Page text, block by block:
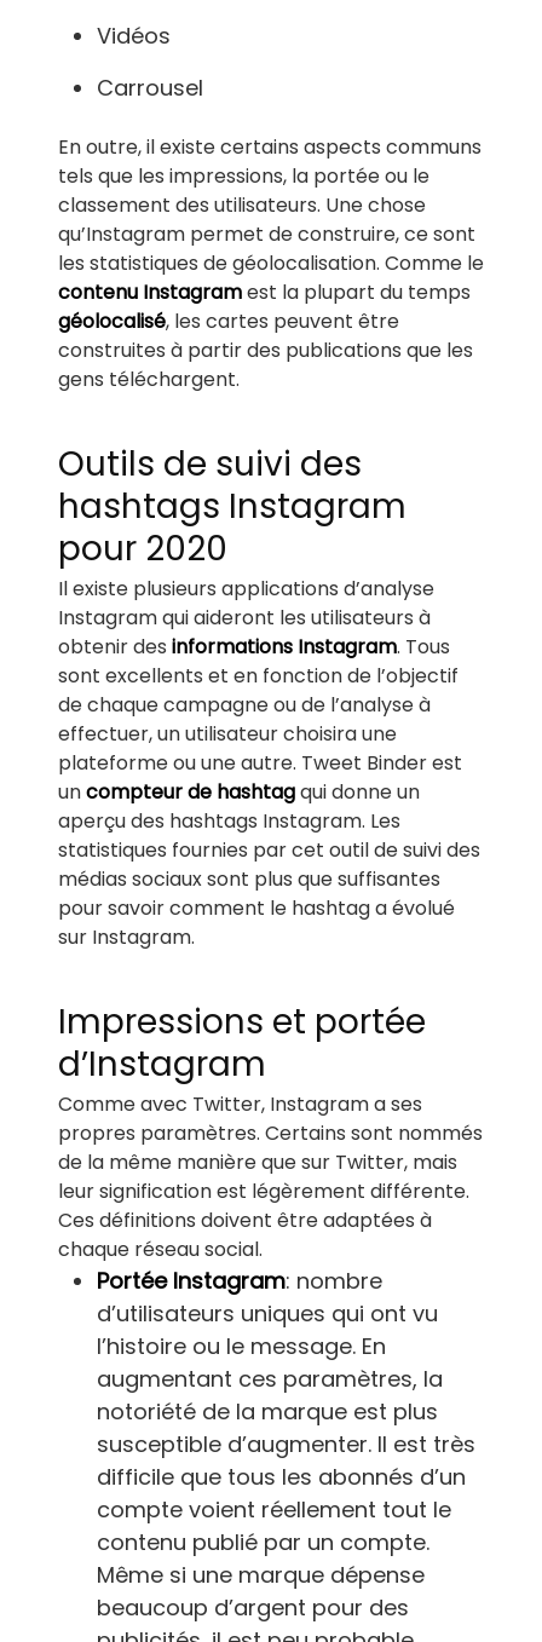
Vidéos
Carrousel
En outre, il existe certains aspects communs
tels que les impressions, la portée ou le
classement des utilisateurs. Une chose
qu’Instagram permet de construire, ce sont
les statistiques de géolocalisation. Comme le
contenu Instagramest la plupart du temps
géolocalisé, les cartes peuvent être
construites à partir des publications que les
gens téléchargent.
Outils de suivi des
hashtags Instagram
pour 2020
Il existe plusieurs applications d’analyse
Instagram qui aideront les utilisateurs à
obtenir des informations Instagram. Tous
sont excellents et en fonction de l’objectif
de chaque campagne ou de l’analyse à
effectuer, un utilisateur choisira une
plateforme ou une autre. Tweet Binder est
uncompteur de hashtagqui donne un
aperçu des hashtags Instagram. Les
statistiques fournies par cet outil de suivi des
médias sociaux sont plus que suffisantes
pour savoir comment le hashtag a évolué
sur Instagram.
Impressions et portée
d’Instagram
Comme avec Twitter, Instagram a ses
propres paramètres. Certains sont nommés
de la même manière que sur Twitter, mais
leur signification est légèrement différente.
Ces définitions doivent être adaptées à
chaque réseau social.
Portée Instagram: nombre
d’utilisateurs uniques qui ont vu
l’histoire ou le message. En
augmentant ces paramètres, la
notoriété de la marque est plus
susceptible d’augmenter. Il est très
difficile que tous les abonnés d’un
compte voient réellement tout le
contenu publié par un compte.
Même si une marque dépense
beaucoup d’argent pour des